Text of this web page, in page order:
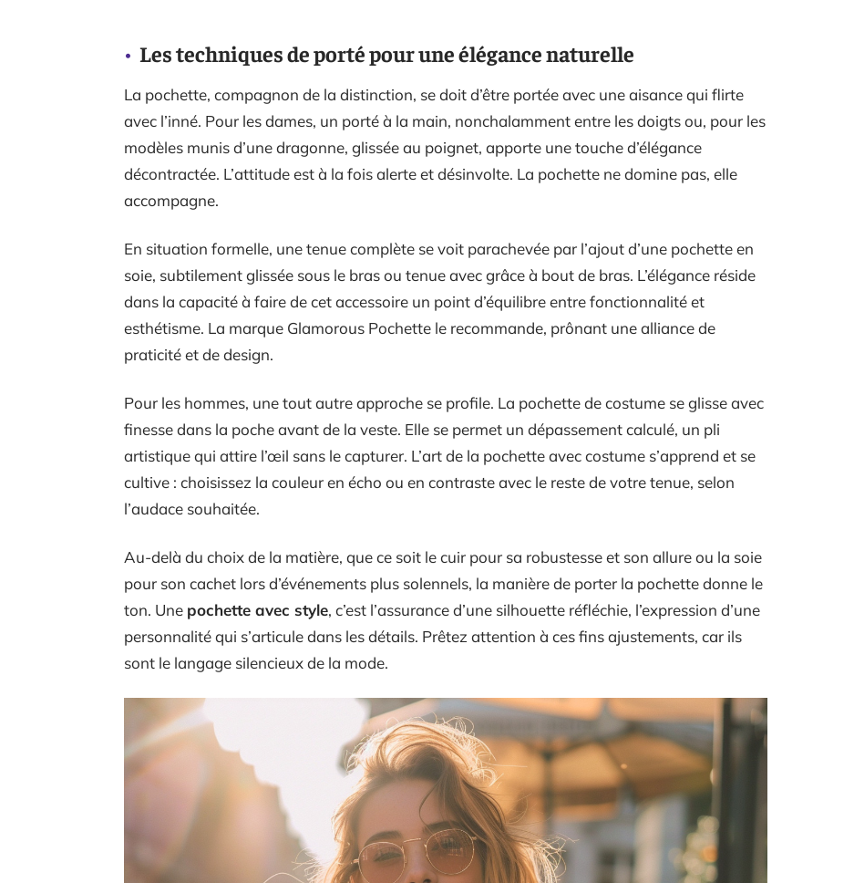
Les techniques de porté pour une élégance naturelle
La pochette, compagnon de la distinction, se doit d’être portée avec une aisance qui flirte
avec l’inné. Pour les dames, un porté à la main, nonchalamment entre les doigts ou, pour les
modèles munis d’une dragonne, glissée au poignet, apporte une touche d’élégance
décontractée. L’attitude est à la fois alerte et désinvolte. La pochette ne domine pas, elle
accompagne.
En situation formelle, une tenue complète se voit parachevée par l’ajout d’une pochette en
soie, subtilement glissée sous le bras ou tenue avec grâce à bout de bras. L’élégance réside
dans la capacité à faire de cet accessoire un point d’équilibre entre fonctionnalité et
esthétisme. La marque Glamorous Pochette le recommande, prônant une alliance de
praticité et de design.
Pour les hommes, une tout autre approche se profile. La pochette de costume se glisse avec
finesse dans la poche avant de la veste. Elle se permet un dépassement calculé, un pli
artistique qui attire l’œil sans le capturer. L’art de la pochette avec costume s’apprend et se
cultive : choisissez la couleur en écho ou en contraste avec le reste de votre tenue, selon
l’audace souhaitée.
Au-delà du choix de la matière, que ce soit le cuir pour sa robustesse et son allure ou la soie
pour son cachet lors d’événements plus solennels, la manière de porter la pochette donne le
ton. Une pochette avec style, c’est l’assurance d’une silhouette réfléchie, l’expression d’une
personnalité qui s’articule dans les détails. Prêtez attention à ces fins ajustements, car ils
sont le langage silencieux de la mode.